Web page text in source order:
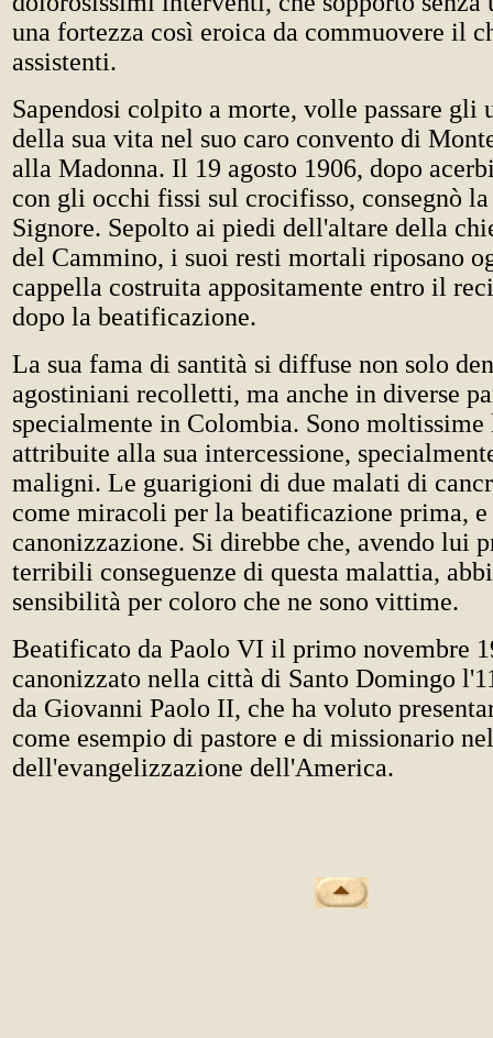
una fortezza così eroica da commuovere il
assistenti.
Sapendosi colpito a morte, volle passare
della sua vita nel suo caro convento di
alla Madonna. Il 19 agosto 1906, dopo
con gli occhi fissi sul crocifisso, consegnò
Signore. Sepolto ai piedi dell'altare della
del Cammino, i suoi resti mortali riposano
cappella costruita appositamente entro il
dopo la beatificazione.
La sua fama di santità si diffuse non solo
agostiniani recolletti, ma anche in diverse
specialmente in Colombia. Sono
attribuite alla sua intercessione,
maligni. Le guarigioni di due malati di
come miracoli per la beatificazione prima,
canonizzazione. Si direbbe che, avendo lui
terribili conseguenze di questa malattia,
sensibilità per coloro che ne sono vittime.
Beatificato da Paolo VI il primo novembre
canonizzato nella città di Santo Domingo
da Giovanni Paolo II, che ha voluto
come esempio di pastore e di missionario
dell'evangelizzazione dell'America.